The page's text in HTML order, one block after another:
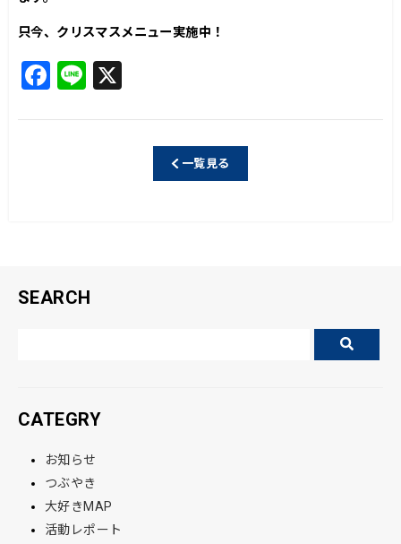
只今、クリスマスメニュー実施中！
F
a
c
Li
n
e
一覧見る
SEARCH
CATEGRY
お知らせ
つぶやき
大好きMAP
活動レポート